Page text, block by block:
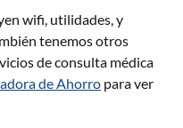
wifi, utilidades, y
tenemos otros
de consulta médica
de Ahorro para ver